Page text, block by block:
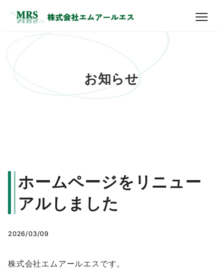
お知らせ
ホームページをリニュー
アルしました
2026/03/09
株式会社エムアールエスです。